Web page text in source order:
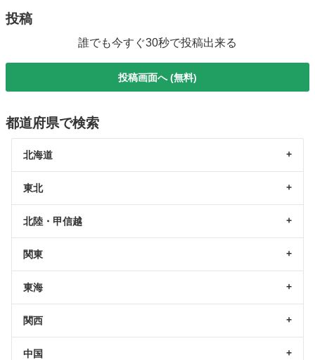
投稿
誰でも今すぐ30秒で投稿出来る
投稿画面へ (無料)
都道府県で検索
北海道
東北
北陸・甲信越
関東
東海
関西
中国